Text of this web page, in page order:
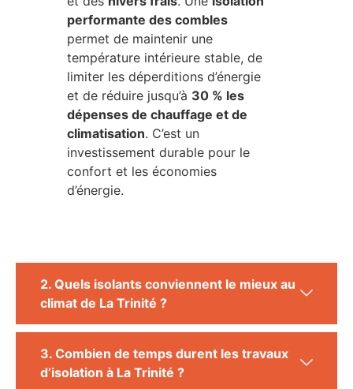
performante des combles
permet de maintenir une
température intérieure stable, de
limiter les déperditions d’énergie
et de réduire jusqu’à 30 % les
dépenses de chauffage et de
climatisation. C’est un
investissement durable pour le
confort et les économies
d’énergie.
2. Quels isolants conviennent le mieux au
climat de La Trinité ?
3. Combien de temps durent les travaux
d’isolation à La Trinité ?